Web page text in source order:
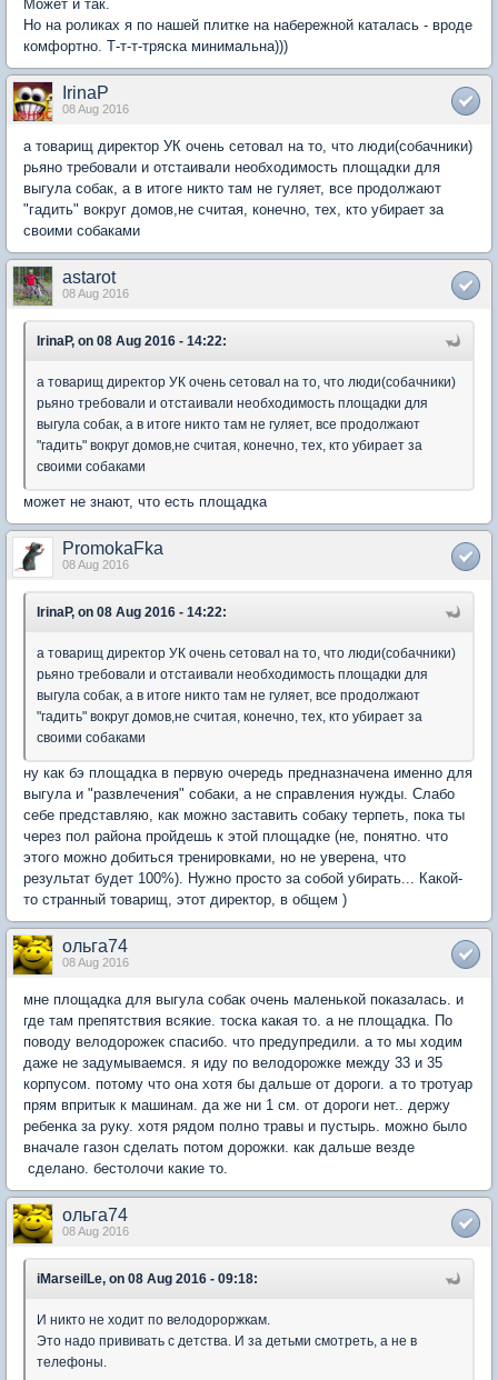
Может и так.
Но на роликах я по нашей плитке на набережной каталась - вроде
комфортно. Т-т-т-тряска минимальна)))
IrinaP
08 Aug 2016
а товарищ директор УК очень сетовал на то, что люди(собачники)
рьяно требовали и отстаивали необходимость площадки для
выгула собак, а в итоге никто там не гуляет, все продолжают
"гадить" вокруг домов,не считая, конечно, тех, кто убирает за
своими собаками
astarot
08 Aug 2016
IrinaP, on 08 Aug 2016 - 14:22:
а товарищ директор УК очень сетовал на то, что люди(собачники)
рьяно требовали и отстаивали необходимость площадки для
выгула собак, а в итоге никто там не гуляет, все продолжают
"гадить" вокруг домов,не считая, конечно, тех, кто убирает за
своими собаками
может не знают, что есть площадка
PromokaFka
08 Aug 2016
IrinaP, on 08 Aug 2016 - 14:22:
а товарищ директор УК очень сетовал на то, что люди(собачники)
рьяно требовали и отстаивали необходимость площадки для
выгула собак, а в итоге никто там не гуляет, все продолжают
"гадить" вокруг домов,не считая, конечно, тех, кто убирает за
своими собаками
ну как бэ площадка в первую очередь предназначена именно для
выгула и "развлечения" собаки, а не справления нужды. Слабо
себе представляю, как можно заставить собаку терпеть, пока ты
через пол района пройдешь к этой площадке (не, понятно. что
этого можно добиться тренировками, но не уверена, что
результат будет 100%). Нужно просто за собой убирать... Какой-
то странный товарищ, этот директор, в общем )
ольга74
08 Aug 2016
мне площадка для выгула собак очень маленькой показалась. и
где там препятствия всякие. тоска какая то. а не площадка. По
поводу велодорожек спасибо. что предупредили. а то мы ходим
даже не задумываемся. я иду по велодорожке между 33 и 35
корпусом. потому что она хотя бы дальше от дороги. а то тротуар
прям впритык к машинам. да же ни 1 см. от дороги нет.. держу
ребенка за руку. хотя рядом полно травы и пустырь. можно было
вначале газон сделать потом дорожки. как дальше везде
сделано. бестолочи какие то.
ольга74
08 Aug 2016
iMarseilLe, on 08 Aug 2016 - 09:18:
И никто не ходит по велодороржкам.
Это надо прививать с детства. И за детьми смотреть, а не в
телефоны.